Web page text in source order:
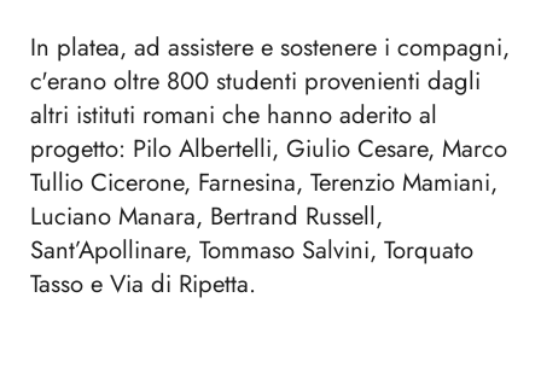
In platea, ad assistere e sostenere i compagni,
c'erano oltre 800 studenti provenienti dagli
altri istituti romani che hanno aderito al
progetto: Pilo Albertelli, Giulio Cesare, Marco
Tullio Cicerone, Farnesina, Terenzio Mamiani,
Luciano Manara, Bertrand Russell,
Sant’Apollinare, Tommaso Salvini, Torquato
Tasso e Via di Ripetta.